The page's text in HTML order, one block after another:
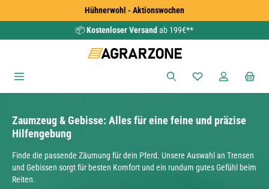
Zum Hauptinhalt springenHühnerwohl - Aktionswochen
📦Kostenloser Versand ab 199€**
Du hast 0
Zaumzeug & Gebisse: Alles für eine feine und präzise
Hilfengebung
Finde die passende Zäumung für dein Pferd. Unsere Auswahl an Trensen
und Gebissen sorgt für besten Komfort und ein rundum gutes Gefühl beim
Reiten.